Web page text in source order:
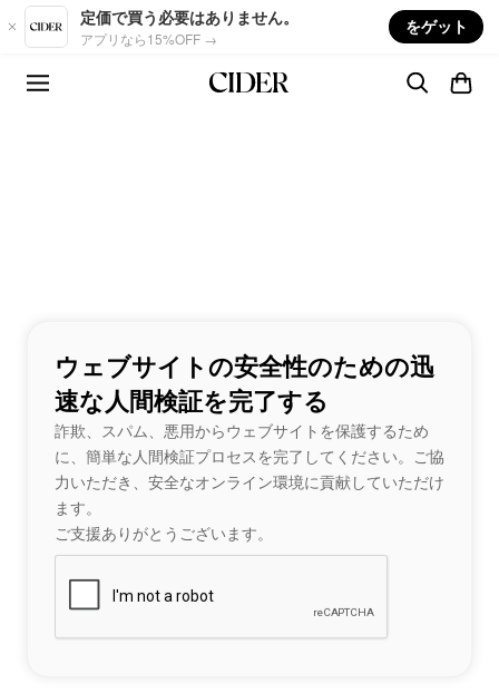
Skip to main content
定価で買う必要はありません。
アプリなら15%OFF →
をゲット
ウェブサイトの安全性のための迅
速な人間検証を完了する
詐欺、スパム、悪用からウェブサイトを保護するため
に、簡単な人間検証プロセスを完了してください。ご協
力いただき、安全なオンライン環境に貢献していただけ
ます。
ご支援ありがとうございます。